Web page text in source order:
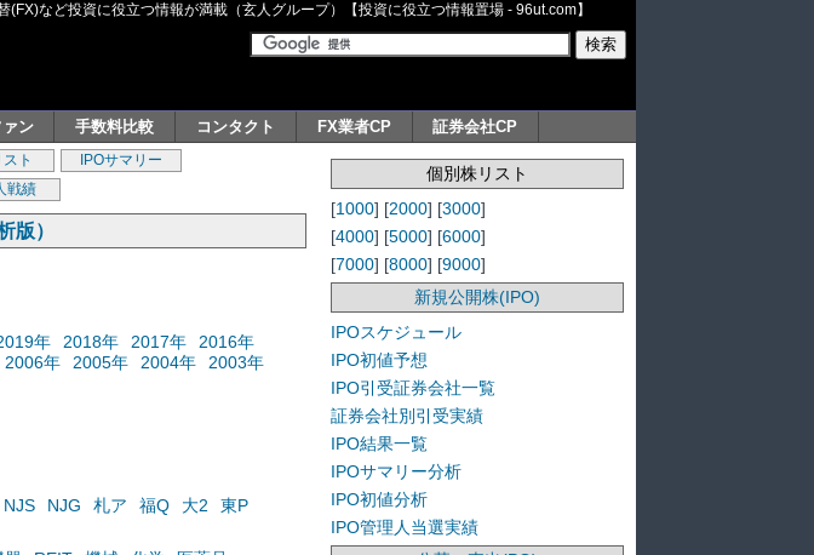
など投資に役立つ情報が満載（玄人グループ）【投資に役立つ情報置場 - 96ut.com】
ン 手数料比較 コンタクト FX業者CP 証券会社CP
スト
IPOサマリー
戦績
版）
年 2018年 2017年
2016年
2006年 2005年 2004年
2003年
NJS NJG 札ア 福Q 大2
東P
個別株リスト
[1000] [2000] [3000]
[4000] [5000] [6000]
[7000] [8000] [9000]
新規公開株(IPO)
IPOスケジュール
IPO初値予想
IPO引受証券会社一覧
証券会社別引受実績
IPO結果一覧
IPOサマリー分析
IPO初値分析
IPO管理人当選実績